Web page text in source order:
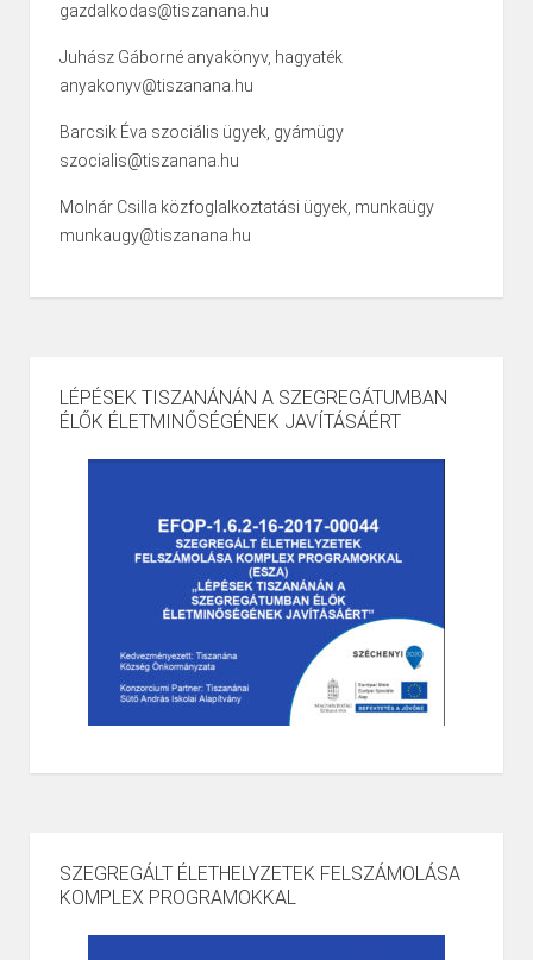
gazdalkodas@tiszanana.hu
Juhász Gáborné anyakönyv, hagyaték
anyakonyv@tiszanana.hu
Barcsik Éva szociális ügyek, gyámügy
szocialis@tiszanana.hu
Molnár Csilla közfoglalkoztatási ügyek, munkaügy
munkaugy@tiszanana.hu
LÉPÉSEK TISZANÁNÁN A SZEGREGÁTUMBAN
ÉLŐK ÉLETMINŐSÉGÉNEK JAVÍTÁSÁÉRT
SZEGREGÁLT ÉLETHELYZETEK FELSZÁMOLÁSA
KOMPLEX PROGRAMOKKAL